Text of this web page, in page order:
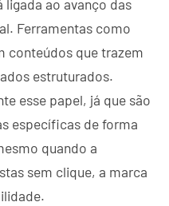
ao avanço das
Ferramentas como
conteúdos que trazem
estruturados.
esse papel, já que são
específicas de forma
quando a
sem clique, a marca